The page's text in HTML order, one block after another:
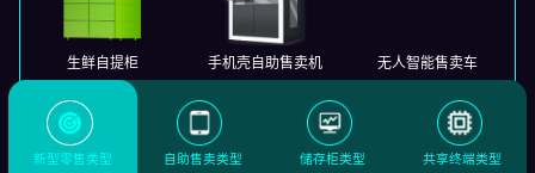
生鲜自提柜 手机壳自助售卖机 无人智能售卖车
新型零售类型 自助售卖类型 储存柜类型 共享终端类型